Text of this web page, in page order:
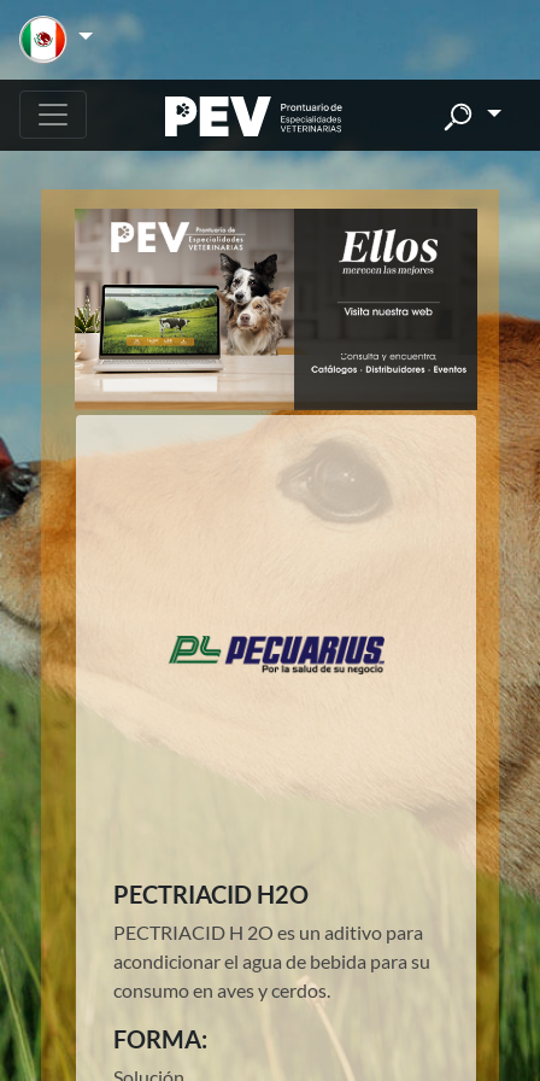
PECTRIACID H2O
PECTRIACID H 2O es un aditivo para
acondicionar el agua de bebida para su
consumo en aves y cerdos.
FORMA: